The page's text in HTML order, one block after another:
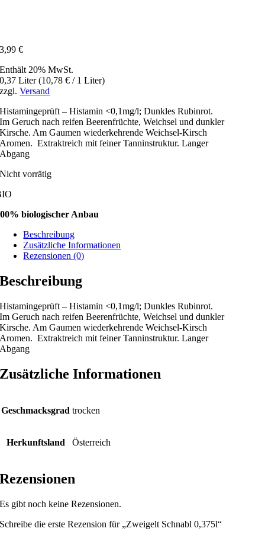
3,99€
Enthält 20% MwSt.
0,37 Liter (10,78€ / 1 Liter)
zzgl.Versand
Histamingeprüft – Histamin <0,1mg/l; Dunkles Rubinrot.
Im Geruch nach reifen Beerenfrüchte, Weichsel und dunkler
Kirsche. Am Gaumen wiederkehrende Weichsel-Kirsch
Aromen. Extraktreich mit feiner Tanninstruktur. Langer
Abgang
Nicht vorrätig
biologischer Anbau
Beschreibung
Zusätzliche Informationen
Rezensionen (0)
Beschreibung
Histamingeprüft – Histamin <0,1mg/l; Dunkles Rubinrot.
Im Geruch nach reifen Beerenfrüchte, Weichsel und dunkler
Kirsche. Am Gaumen wiederkehrende Weichsel-Kirsch
Aromen. Extraktreich mit feiner Tanninstruktur. Langer
Abgang
Zusätzliche Informationen
Geschmacksgrad trocken
Herkunftsland Österreich
Rezensionen
Es gibt noch keine Rezensionen.
Schreibe die erste Rezension für „Zweigelt Schnabl 0,375l“